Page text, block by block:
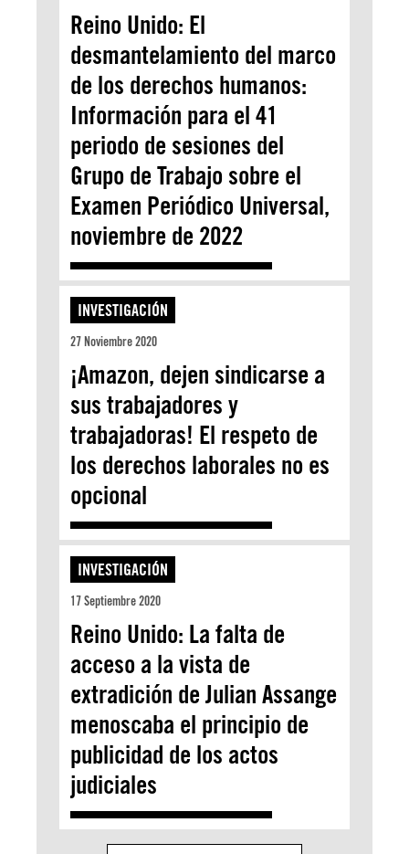
Reino Unido: El
desmantelamiento del marco
de los derechos humanos:
Información para el 41
periodo de sesiones del
Grupo de Trabajo sobre el
Examen Periódico Universal,
noviembre de 2022
INVESTIGACIÓN
27 Noviembre 2020
¡Amazon, dejen sindicarse a
sus trabajadores y
trabajadoras! El respeto de
los derechos laborales no es
opcional
INVESTIGACIÓN
17 Septiembre 2020
Reino Unido: La falta de
acceso a la vista de
extradición de Julian Assange
menoscaba el principio de
publicidad de los actos
judiciales